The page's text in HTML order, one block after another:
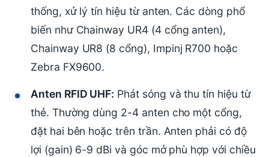
thống, xử lý tín hiệu từ anten. Các dòng phổ
biến như Chainway UR4 (4 cổng anten),
Chainway UR8 (8 cổng), Impinj R700 hoặc
Zebra FX9600.
Anten RFID UHF: Phát sóng và thu tín hiệu từ
thẻ. Thường dùng 2-4 anten cho một cổng,
đặt hai bên hoặc trên trần. Anten phải có độ
lợi (gain) 6-9 dBi và góc mở phù hợp với chiều